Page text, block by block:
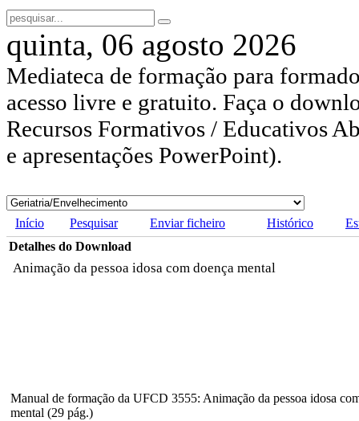
quinta, 06 agosto 2026
Mediateca de formação para
acesso livre e gratuito. Faça o
Recursos Formativos / Educativos
e apresentações PowerPoint).
Início Pesquisar Enviar ficheiro Histórico
Detalhes do Download
Animação da pessoa idosa com doença mental
Manual de formação da UFCD 3555: Animação da pessoa idosa
mental (29 pág.)